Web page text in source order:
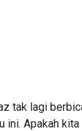
tak lagi
ini. Apakah